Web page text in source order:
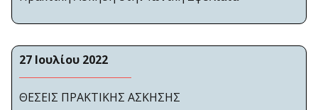
27 Ιουλίου 2022
ΘΕΣΕΙΣ ΠΡΑΚΤΙΚΗΣ ΑΣΚΗΣΗΣ